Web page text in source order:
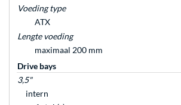
Voeding type
ATX
Lengte voeding
maximaal 200 mm
Drive bays
3,5"
intern